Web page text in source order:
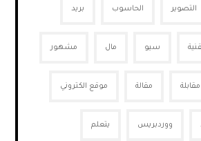
التصوير الحاسوب بريد
سيو مال مشهور
مقابلة مقالة موقع الكتروني
ووردبريس يتعلم